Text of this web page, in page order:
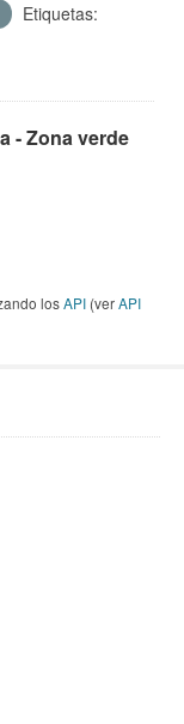
Etiquetas:
- Zona verde
losAPI (verAPI